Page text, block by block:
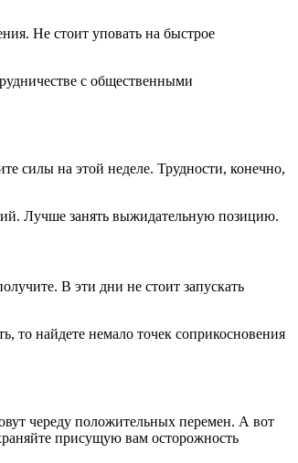
Не стоит уповать на быстрое
с общественными
силы на этой неделе. Трудности, конечно,
Лучше занять выжидательную позицию.
В эти дни не стоит запускать
то найдете немало точек соприкосновения
череду положительных перемен. А вот
присущую вам осторожность